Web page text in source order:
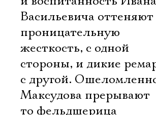
Васильевича оттеняют
проницательную
жесткость, с одной
стороны, и дикие
с другой.
Максудова прерывают
то фельдшерица